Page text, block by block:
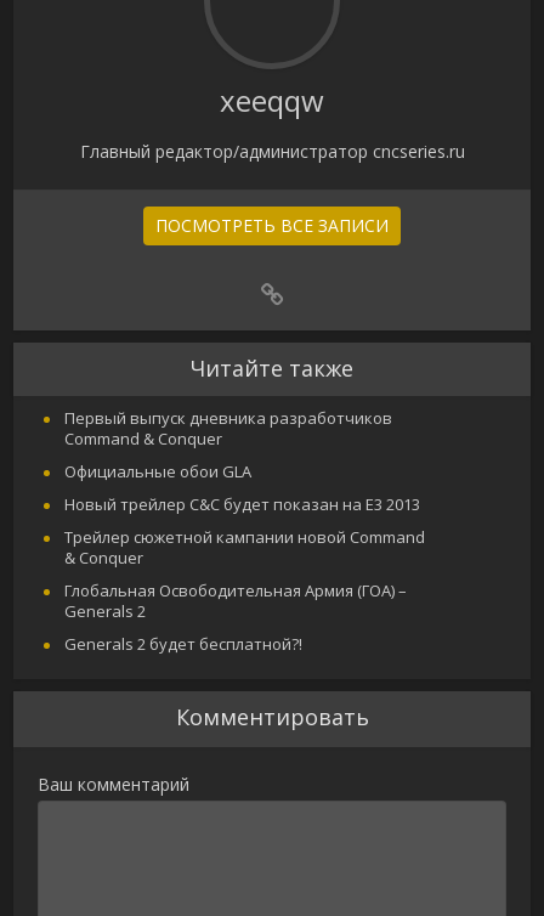
xeeqqw
Главный редактор/администратор cncseries.ru
ПОСМОТРЕТЬ ВСЕ ЗАПИСИ
Читайте также
Первый выпуск дневника разработчиков
Command & Conquer
Официальные обои GLA
Новый трейлер C&C будет показан на E3 2013
Трейлер сюжетной кампании новой Command
& Conquer
Глобальная Освободительная Армия (ГОА) –
Generals 2
Generals 2 будет бесплатной?!
Комментировать
Ваш комментарий